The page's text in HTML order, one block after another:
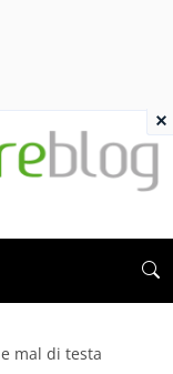
mal di testa
×